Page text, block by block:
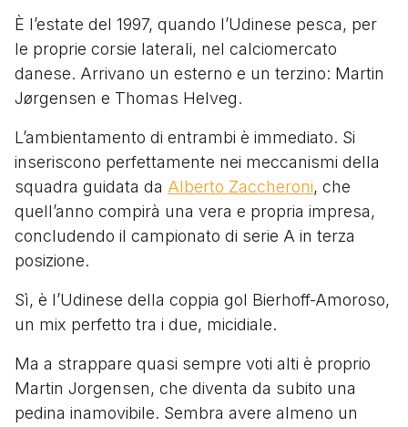
È l’estate del 1997, quando l’Udinese pesca, per
le proprie corsie laterali, nel calciomercato
danese. Arrivano un esterno e un terzino: Martin
Jørgensen e Thomas Helveg.
L’ambientamento di entrambi è immediato. Si
inseriscono perfettamente nei meccanismi della
squadra guidata da Alberto Zaccheroni, che
quell’anno compirà una vera e propria impresa,
concludendo il campionato di serie A in terza
posizione.
Sì, è l’Udinese della coppia gol Bierhoff-Amoroso,
un mix perfetto tra i due, micidiale.
Ma a strappare quasi sempre voti alti è proprio
Martin Jorgensen, che diventa da subito una
pedina inamovibile. Sembra avere almeno un